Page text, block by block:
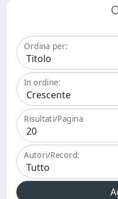
Ordina per:
In ordine:
Risultati/Pagina
Autori/Record: